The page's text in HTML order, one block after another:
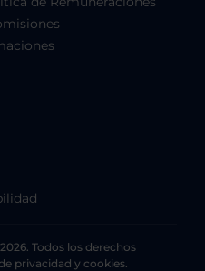
Todos los derechos
privacidad y cookies.